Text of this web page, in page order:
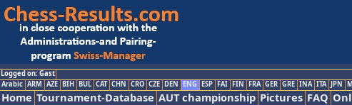
Logged on: Gast
Arabic ARM AZE BIH BUL CAT CHN CRO CZE DEN ENG ESP FAI FIN FRA GER GRE INA ITA JPN
Home Tournament-Database AUT championship Pictures FAQ